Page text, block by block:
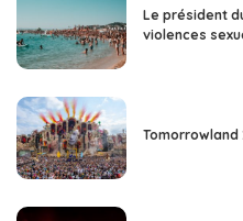
Le président
violences
Tomorrowland